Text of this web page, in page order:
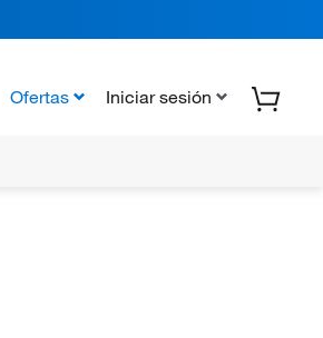
Ofertas Iniciar sesión